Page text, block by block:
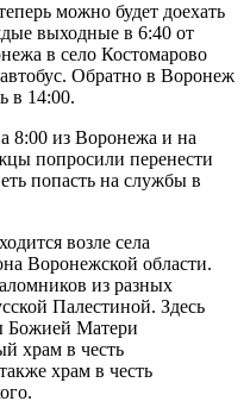
можно будет доехать
выходные в 6:40 от
в село Костомарово
Обратно в Воронеж
в 14:00.
8:00 из Воронежа и на
попросили перенести
попасть на службы в
возле села
Воронежской области.
из разных
Палестиной. Здесь
Божией Матери
храм в честь
храм в честь